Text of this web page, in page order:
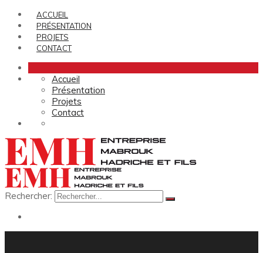
ACCUEIL
PRÉSENTATION
PROJETS
CONTACT
Accueil
Présentation
Projets
Contact
Rechercher: